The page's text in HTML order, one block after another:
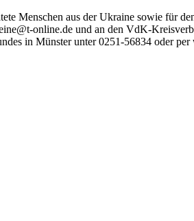
Menschen aus der Ukraine sowie für
online.de und an den VdK-
in Münster unter 0251-56834 oder